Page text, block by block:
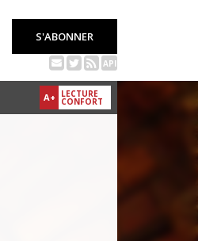
S'ABONNER
API
A+ LECTURE
CONFORT